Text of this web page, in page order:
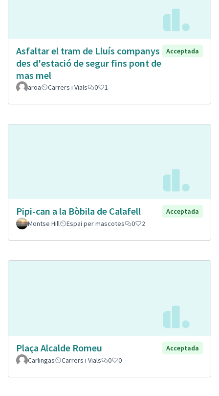
Asfaltar el tram de Lluís companys
des d'estació de segur fins pont de
mas mel
Acceptada
aroa Carrers i Vials 0 1
Pipi-can a la Bòbila de Calafell
Acceptada
Montse Hill
Espai per mascotes 0 2
Plaça Alcalde Romeu
Acceptada
Carlingas
Carrers i Vials 0 0